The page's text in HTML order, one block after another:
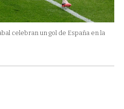
celebran un gol de España en la